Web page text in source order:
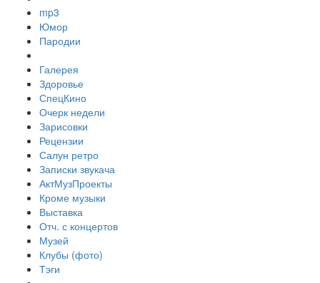
mp3
Юмор
Пародии
Галерея
Здоровье
СпецКино
Очерк недели
Зарисовки
Рецензии
Салун ретро
Записки звукача
АктМузПроекты
Кроме музыки
Выставка
Отч. с концертов
Музей
Клубы (фото)
Тэги